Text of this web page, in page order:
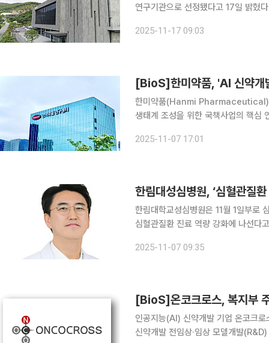
연구기관으로 선정됐다고 17일 밝혔다. 이번 사업은 인공지능(AI)을 기반으로 한 국내 신약개
제에 참여한다. 과제는 삼성서울병원
2025-11-17 09:03
[BioS]한미약품, 'AI 신약개
한미약품(Hanmi Pharmaceutical)
생태계 조성을 위한 국책사업의 핵심
지정됐다고 7일 밝혔다. 이번 과제는
2025-11-07 17:01
한림대성심병원, ‘심혈관질
한림대학교성심병원은 11월 1일부로
심혈관질환 진료 역량 강화에 나선다고 7일 밝혔다. 이 교수는 협심증
심혈관질환을 전문 진료한다. 특히
2025-11-07 09:35
[BioS]온코크로스, 복지부
인공지능(AI) 신약개발 기업 온코크
신약개발 전임상·임상 모델개발